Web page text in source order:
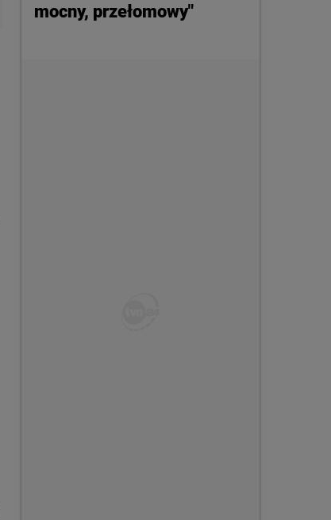
mocny, przełomowy"